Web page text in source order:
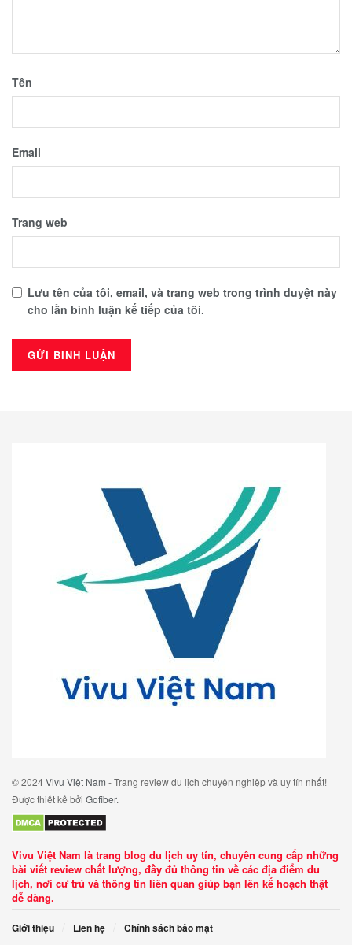
Tên
Email
Trang web
Lưu tên của tôi, email, và trang web trong trình duyệt này
cho lần bình luận kế tiếp của tôi.
© 2024Vivu Việt Nam - Trang review du lịch chuyên nghiệp và uy tín nhất!
Được thiết kế bởi Gofiber.
Vivu Việt Nam là trang blog du lịch uy tín, chuyên cung cấp những
bài viết review chất lượng, đầy đủ thông tin về các địa điểm du
lịch, nơi cư trú và thông tin liên quan giúp bạn lên kế hoạch thật
dễ dàng.
Giới thiệu Liên hệ Chính sách bảo mật